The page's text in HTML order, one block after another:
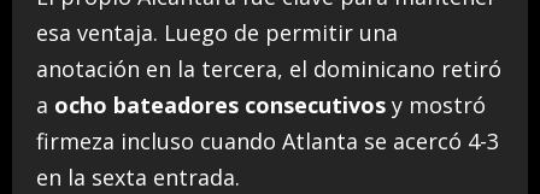
esa ventaja. Luego de permitir una
anotación en la tercera, el dominicano retiró
a ocho bateadores consecutivos y mostró
firmeza incluso cuando Atlanta se acercó 4-3
en la sexta entrada.